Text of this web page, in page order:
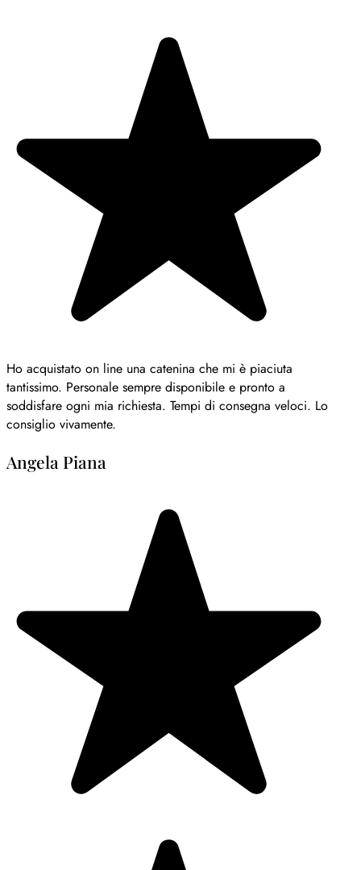
Ho acquistato on line una catenina che mi è piaciuta
tantissimo. Personale sempre disponibile e pronto a
soddisfare ogni mia richiesta. Tempi di consegna veloci. Lo
consiglio vivamente.
Angela Piana